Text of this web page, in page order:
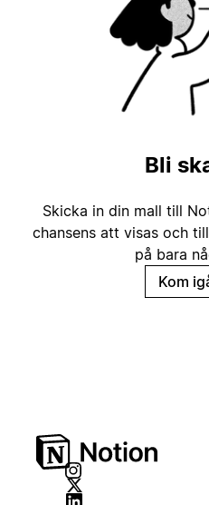
Bli
Skicka in din mall till
chansens att visas och
på bara
Kom